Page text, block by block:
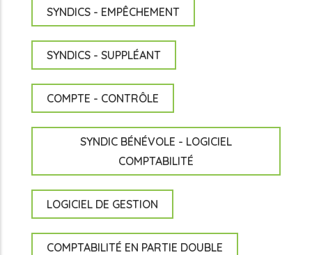
SYNDICS - EMPÊCHEMENT
SYNDICS - SUPPLÉANT
COMPTE - CONTRÔLE
SYNDIC BÉNÉVOLE - LOGICIEL
COMPTABILITÉ
LOGICIEL DE GESTION
COMPTABILITÉ EN PARTIE DOUBLE